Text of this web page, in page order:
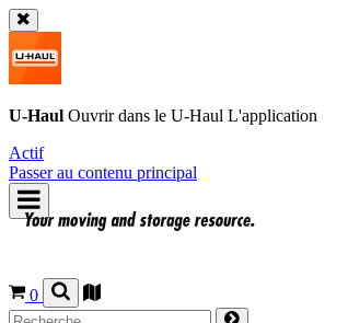
U-Haul Ouvrir dans le U-Haul L'application
Actif
Passer au contenu principal
0